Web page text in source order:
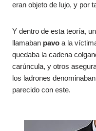
eran objeto de lujo, y por
Y dentro de esta teoría,
llamaban pavo a la
quedaba la cadena
carúncula, y otros
los ladrones
parecido con este.